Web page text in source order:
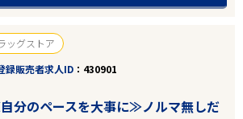
ッグストア
録販売者求人ID 430901
分のペースを大事に≫ノルマ無しだ